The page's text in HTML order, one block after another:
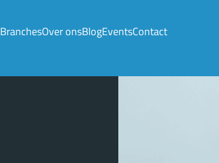
BranchesOver onsBlogEventsContact